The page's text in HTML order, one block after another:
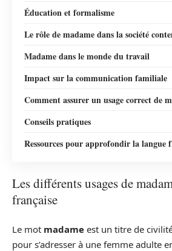
Éducation et formalisme
Le rôle de madame dans la société
Madame dans le monde du travail
Impact sur la communication familiale
Comment assurer un usage correct de
Conseils pratiques
Ressources pour approfondir la langue
Les différents usages de
française
Le mot madame est un titre de
pour s’adresser à une femme adulte